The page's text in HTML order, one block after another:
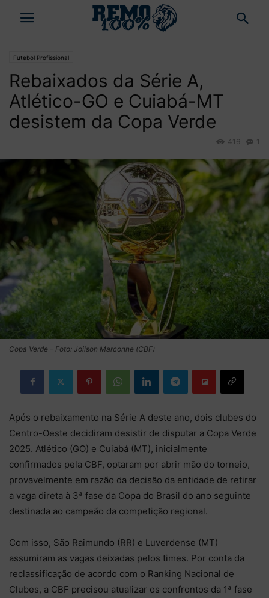
Futebol Profissional
Rebaixados da Série A,
Atlético-GO e Cuiabá-MT
desistem da Copa Verde
1
416
Copa Verde – Foto: Joilson Marconne (CBF)
Após o rebaixamento na Série A deste ano, dois clubes do
Centro-Oeste decidiram desistir de disputar a Copa Verde
2025. Atlético (GO) e Cuiabá (MT), inicialmente
confirmados pela CBF, optaram por abrir mão do torneio,
provavelmente em razão da decisão da entidade de retirar
a vaga direta à 3ª fase da Copa do Brasil do ano seguinte
destinada ao campeão da competição regional.
Com isso, São Raimundo (RR) e Luverdense (MT)
assumiram as vagas deixadas pelos times. Por conta da
reclassificação de acordo com o Ranking Nacional de
Clubes, a CBF precisou atualizar os confrontos da 1ª fase